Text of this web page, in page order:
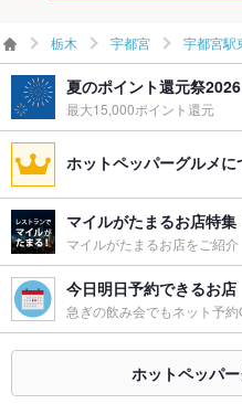
栃木 宇都宮 宇都宮駅
夏のポイント還元祭2026
最大15,000ポイント還元
ホットペッパーグルメに
マイルがたまるお店特集
マイルがたまるお店をご紹介
今日明日予約できるお店
急ぎの飲み会でもネット予約
ホットペッパ